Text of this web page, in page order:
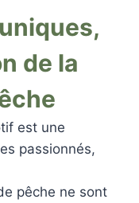
de la
est une
passionnés,
pêche ne sont